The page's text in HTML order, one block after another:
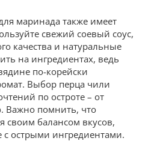
маринада также имеет
свежий соевый соус,
качества и натуральные
на ингредиентах, ведь
по-корейски
Выбор перца чили
по остроте – от
Важно помнить, что
своим балансом вкусов,
с острыми ингредиентами.